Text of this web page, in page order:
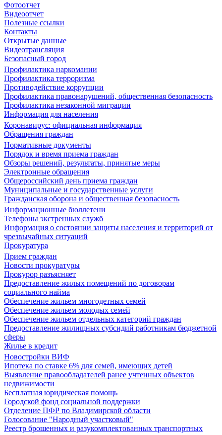
Фотоотчет
Видеоотчет
Полезные ссылки
Контакты
Открытые данные
Видеотрансляция
Безопасный город
Профилактика наркомании
Профилактика терроризма
Противодействие коррупции
Профилактика правонарушений, общественная безопасность
Профилактика незаконной миграции
Информация для населения
Коронавирус: официальная информация
Обращения граждан
Нормативные документы
Порядок и время приема граждан
Обзоры решений, результаты, принятые меры
Электронные обращения
Общероссийский день приема граждан
Муниципальные и государственные услуги
Гражданская оборона и общественная безопасность
Информационные бюллетени
Телефоны экстренных служб
Информация о состоянии защиты населения и территорий от
чрезвычайных ситуаций
Прокуратура
Прием граждан
Новости прокуратуры
Прокурор разъясняет
Предоставление жилых помещений по договорам
социального найма
Обеспечение жильем многодетных семей
Обеспечение жильем молодых семей
Обеспечение жильем отдельных категорий граждан
Предоставление жилищных субсидий работникам бюджетной
сферы
Жилье в кредит
Новостройки ВИФ
Ипотека по ставке 6% для семей, имеющих детей
Выявление правообладателей ранее учтенных объектов
недвижимости
Бесплатная юридическая помощь
Городской фонд социальной поддержки
Отделение ПФР по Владимирской области
Голосование "Народный участковый"
Реестр брошенных и разукомплектованных транспортных